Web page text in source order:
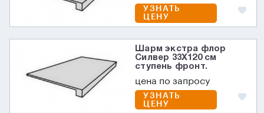
УЗНАТЬ
ЦЕНУ
Шарм экстра флор
Силвер 33X120 см
ступень фронт.
цена по запросу
УЗНАТЬ
ЦЕНУ